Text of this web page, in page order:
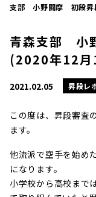
支部 小野闘摩 初段昇
青森支部 小
(2020年12月
2021.02.05 昇段レ
この度は、昇段審査
ます。
他流派で空手を始め
になります。
小学校から高校まで